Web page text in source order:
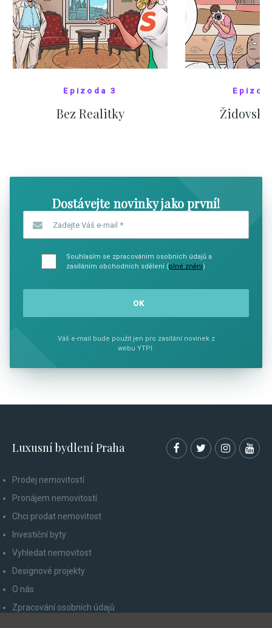
Epizoda 3
Bez Realitky
Dostávejte novinky jako první!
Souhlasím se zpracováním osobních údajů a
zasíláním obchodních sdělení (plné znění)
Váš e-mail bude použit jen pro zasílání novinek z
webu YTPI.
Luxusní bydlení Praha
Prodej nemovitostí
Pronájem nemovitostí
Chci prodat nemovitost
Investiční byty
Vyhledat nemovitost
Designové projekty
O nás
Zpracování osobních údajů